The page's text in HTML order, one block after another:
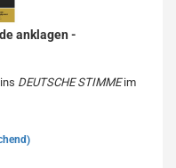
anklagen -
DEUTSCHE STIMMEim